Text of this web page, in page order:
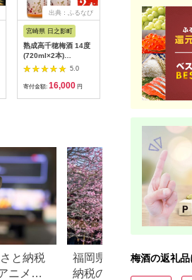
出典：ふるなび
宮崎県 日之影町
熟成高千穂梅酒 14度
(720ml×2本)
【MU024】【日之影
町村おこし総合産業
(株)】
5.0
寄付金額: 16,000 円
出典：楽天ふるさと納
奈良県 葛城市
【ふるさと納税】梅乃
宿 梅酒 黒ラベル
1800ml／濃厚 青
梅 完熟梅 日本仕込
み お酒 ロック ソ
ーダ割り 人気
5.0
寄付金額:16,000
と納税
ニメ」
福岡県太宰府市のふる
納税のご紹介
梅酒の返礼